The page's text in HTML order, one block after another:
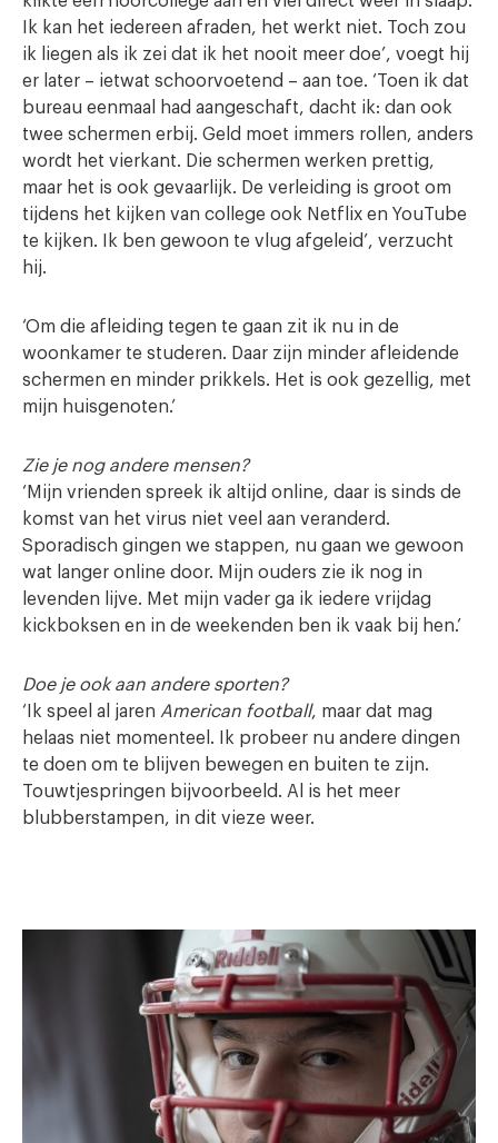
Ik kan het iedereen afraden, het werkt niet. Toch zou
ik liegen als ik zei dat ik het nooit meer doe’, voegt hij
er later – ietwat schoorvoetend – aan toe. ‘Toen ik dat
bureau eenmaal had aangeschaft, dacht ik: dan ook
twee schermen erbij. Geld moet immers rollen, anders
wordt het vierkant. Die schermen werken prettig,
maar het is ook gevaarlijk. De verleiding is groot om
tijdens het kijken van college ook Netflix en YouTube
te kijken. Ik ben gewoon te vlug afgeleid’, verzucht
hij.
‘Om die afleiding tegen te gaan zit ik nu in de
woonkamer te studeren. Daar zijn minder afleidende
schermen en minder prikkels. Het is ook gezellig, met
mijn huisgenoten.’
Zie je nog andere mensen?
‘Mijn vrienden spreek ik altijd online, daar is sinds de
komst van het virus niet veel aan veranderd.
Sporadisch gingen we stappen, nu gaan we gewoon
wat langer online door. Mijn ouders zie ik nog in
levenden lijve. Met mijn vader ga ik iedere vrijdag
kickboksen en in de weekenden ben ik vaak bij hen.’
Doe je ook aan andere sporten?
‘Ik speel al jaren American football, maar dat mag
helaas niet momenteel. Ik probeer nu andere dingen
te doen om te blijven bewegen en buiten te zijn.
Touwtjespringen bijvoorbeeld. Al is het meer
blubberstampen, in dit vieze weer.